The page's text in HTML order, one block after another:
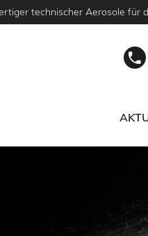
technischer Aerosole für